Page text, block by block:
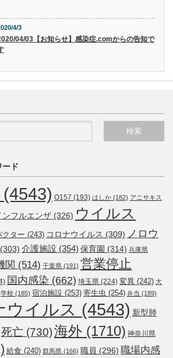
4/3
04/03【お知らせ】感染症.comからの告知で
ード
(4543) O157 (193) はしか (182) アニサキス
ンフルエンザ (326) ウイルス
クター (243) コロナウイルス (309) ノロウ
(303) 介護施設 (354) 保育園 (314) 兵庫県
関 (514) 千葉県 (191) 営業停止
国内感染 (662) 埼玉県 (224) 変異 (242) 大
学校 (185) 宿泊施設 (253) 寄生虫 (254) 弁当 (189)
ウイルス (4543) 新型肺
死亡 (730)海外 (1710) 神奈川県
給食 (240) 群馬県 (166) 職員 (296) 職場内感